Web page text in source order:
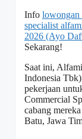
Info lowongan
specialist
2026 (Ayo
Sekarang!
Saat ini,
Indonesia
pekerjaan
Commercial
cabang
Batu, Jawa